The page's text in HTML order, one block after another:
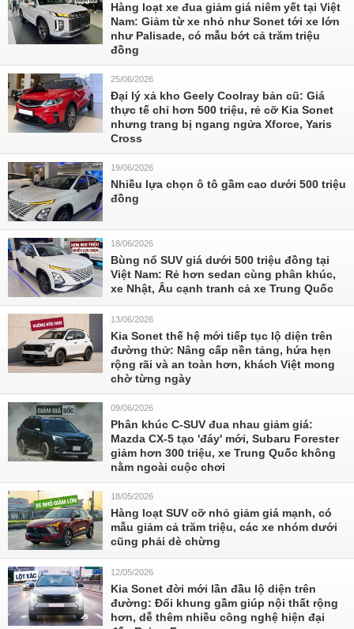
Hàng loạt xe đua giảm giá niêm yết tại Việt
Nam: Giảm từ xe nhỏ như Sonet tới xe lớn
như Palisade, có mẫu bớt cả trăm triệu
đồng
25/06/2026
Đại lý xả kho Geely Coolray bản cũ: Giá
thực tế chỉ hơn 500 triệu, rẻ cỡ Kia Sonet
nhưng trang bị ngang ngửa Xforce, Yaris
Cross
19/06/2026
Nhiều lựa chọn ô tô gầm cao dưới 500 triệu
đồng
18/06/2026
Bùng nổ SUV giá dưới 500 triệu đồng tại
Việt Nam: Rẻ hơn sedan cùng phân khúc,
xe Nhật, Âu cạnh tranh cả xe Trung Quốc
13/06/2026
Kia Sonet thế hệ mới tiếp tục lộ diện trên
đường thử: Nâng cấp nền tảng, hứa hẹn
rộng rãi và an toàn hơn, khách Việt mong
chờ từng ngày
09/06/2026
Phân khúc C-SUV đua nhau giảm giá:
Mazda CX-5 tạo 'đáy' mới, Subaru Forester
giảm hơn 300 triệu, xe Trung Quốc không
nằm ngoài cuộc chơi
18/05/2026
Hàng loạt SUV cỡ nhỏ giảm giá mạnh, có
mẫu giảm cả trăm triệu, các xe nhóm dưới
cũng phải dè chừng
12/05/2026
Kia Sonet đời mới lần đầu lộ diện trên
đường: Đổi khung gầm giúp nội thất rộng
hơn, dễ thêm nhiều công nghệ hiện đại